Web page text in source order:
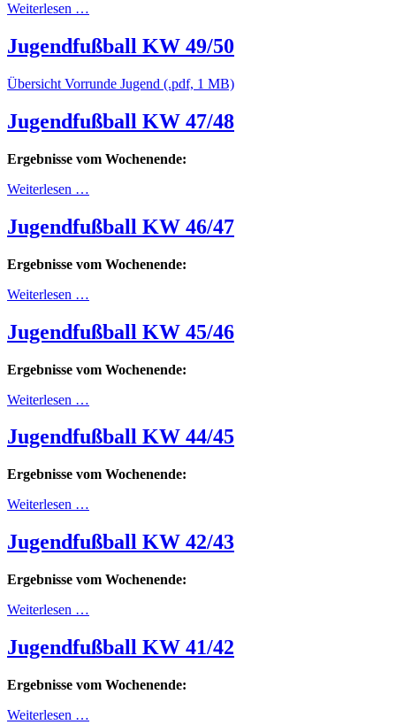
Weiterlesen …
Jugendfußball KW 49/50
Übersicht Vorrunde Jugend (.pdf, 1 MB)
Jugendfußball KW 47/48
Ergebnisse vom Wochenende:
Weiterlesen …
Jugendfußball KW 46/47
Ergebnisse vom Wochenende:
Weiterlesen …
Jugendfußball KW 45/46
Ergebnisse vom Wochenende:
Weiterlesen …
Jugendfußball KW 44/45
Ergebnisse vom Wochenende:
Weiterlesen …
Jugendfußball KW 42/43
Ergebnisse vom Wochenende:
Weiterlesen …
Jugendfußball KW 41/42
Ergebnisse vom Wochenende:
Weiterlesen …